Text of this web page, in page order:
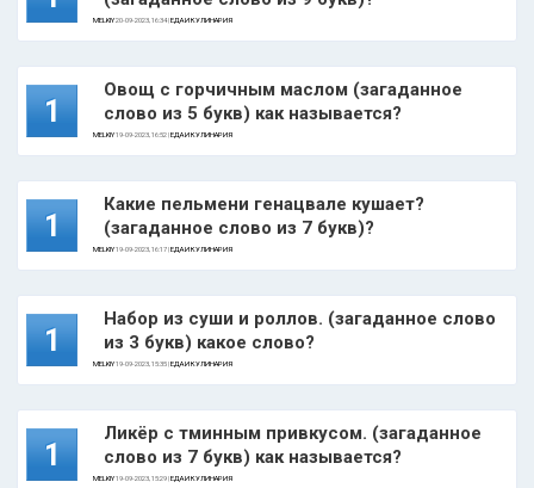
MELKIY20-09-2023, 16:34 |ЕДА И КУЛИНАРИЯ
1
Овощ с горчичным маслом (загаданное
слово из 5 букв) как называется?
MELKIY19-09-2023, 16:52 |ЕДА И КУЛИНАРИЯ
1
Какие пельмени генацвале кушает?
(загаданное слово из 7 букв)?
MELKIY19-09-2023, 16:17 |ЕДА И КУЛИНАРИЯ
1
Набор из суши и роллов. (загаданное слово
из 3 букв) какое слово?
MELKIY19-09-2023, 15:35 |ЕДА И КУЛИНАРИЯ
1
Ликёр с тминным привкусом. (загаданное
слово из 7 букв) как называется?
MELKIY19-09-2023, 15:29 |ЕДА И КУЛИНАРИЯ